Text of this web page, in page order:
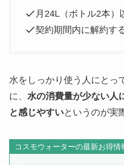
月24L（ボトル2本）
契約期間内に解約す
水をしっかり使う人にとっ
に、 水の消費量が少ない人
と感じやすいというのが実
コスモウォーターの最新お得情